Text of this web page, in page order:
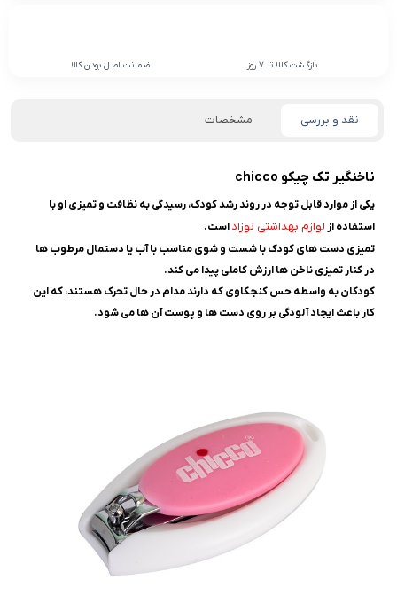
بازگشت کالا تا 7 روز ضمانت اصل بودن کالا
نقد و بررسی مشخصات
ناخنگير تک چیکو chicco
یکی از موارد قابل توجه در روند رشد کودک، رسیدگی به نظافت و تمیزی او با
استفاده از لوازم بهداشتی نوزاداست.
تمیزی دست های کودک با شست و شوی مناسب با آب یا دستمال مرطوب ها
در کنار تمیزی ناخن ها ارزش کاملی پیدا می کند.
کودکان به واسطه حس کنجکاوی که دارند مدام در حال تحرک هستند، که این
کار باعث ایجاد آلودگی بر روی دست ها و پوست آن ها می شود.